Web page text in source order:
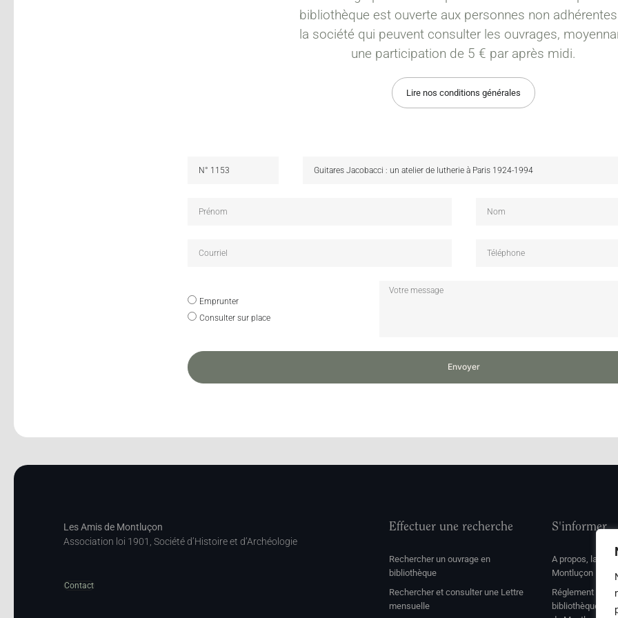
bibliothèque est ouverte aux personnes non
la société qui peuvent consulter les ouvrages,
une participation de 5 € par après midi.
Lire nos conditions générales
Emprunter
Consulter sur place
Envoyer
Les Amis de Montluçon
Association loi 1901, Société d’Histoire et d’Archéologie
Contact
Effectuer une recherche
Rechercher un ouvrage en
bibliothèque
Rechercher et consulter une Lettre
mensuelle
S'informer
A propos, la
Montluçon
Réglement de
bibliothèque et